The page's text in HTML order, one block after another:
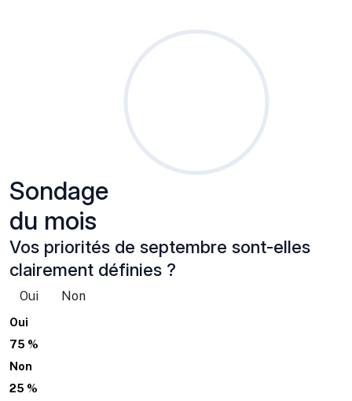
Sondage
du mois
Vos priorités de septembre sont-elles
clairement définies ?
Oui Non
Oui
75 %
Non
25 %